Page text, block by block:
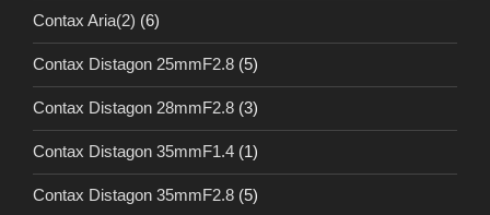
Contax Aria(2) (6)
Contax Distagon 25mmF2.8 (5)
Contax Distagon 28mmF2.8 (3)
Contax Distagon 35mmF1.4 (1)
Contax Distagon 35mmF2.8 (5)